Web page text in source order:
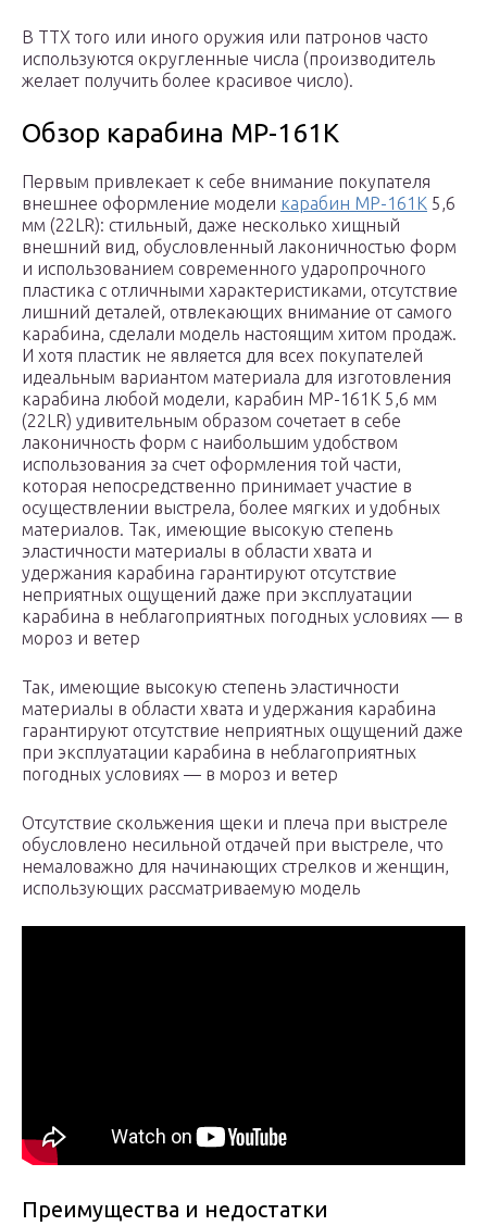
В ТТХ того или иного оружия или патронов часто
используются округленные числа (производитель
желает получить более красивое число).
Обзор карабина МР-161К
Первым привлекает к себе внимание покупателя
внешнее оформление модели карабин МР-161К 5,6
мм (22LR): стильный, даже несколько хищный
внешний вид, обусловленный лаконичностью форм
и использованием современного ударопрочного
пластика с отличными характеристиками, отсутствие
лишний деталей, отвлекающих внимание от самого
карабина, сделали модель настоящим хитом продаж.
И хотя пластик не является для всех покупателей
идеальным вариантом материала для изготовления
карабина любой модели, карабин МР-161К 5,6 мм
(22LR) удивительным образом сочетает в себе
лаконичность форм с наибольшим удобством
использования за счет оформления той части,
которая непосредственно принимает участие в
осуществлении выстрела, более мягких и удобных
материалов. Так, имеющие высокую степень
эластичности материалы в области хвата и
удержания карабина гарантируют отсутствие
неприятных ощущений даже при эксплуатации
карабина в неблагоприятных погодных условиях — в
мороз и ветер
Так, имеющие высокую степень эластичности
материалы в области хвата и удержания карабина
гарантируют отсутствие неприятных ощущений даже
при эксплуатации карабина в неблагоприятных
погодных условиях — в мороз и ветер
Отсутствие скольжения щеки и плеча при выстреле
обусловлено несильной отдачей при выстреле, что
немаловажно для начинающих стрелков и женщин,
использующих рассматриваемую модель
Преимущества и недостатки